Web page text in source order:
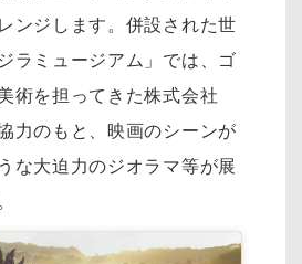
ンジします。併設された世
ラミュージアム」では、ゴ
術を担ってきた株式会社
力のもと、映画のシーンが
な大迫力のジオラマ等が展